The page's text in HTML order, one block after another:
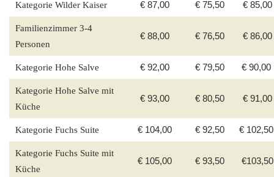
Kategorie Wilder Kaiser € 87,00 € 75,50 € 85,00
Familienzimmer 3-4
Personen
€ 88,00 € 76,50 € 86,00
Kategorie Hohe Salve € 92,00 € 79,50 € 90,00
Kategorie Hohe Salve mit
Küche
€ 93,00 € 80,50 € 91,00
Kategorie Fuchs Suite € 104,00 € 92,50 € 102,50
Kategorie Fuchs Suite mit
Küche
€ 105,00 € 93,50 €103,50